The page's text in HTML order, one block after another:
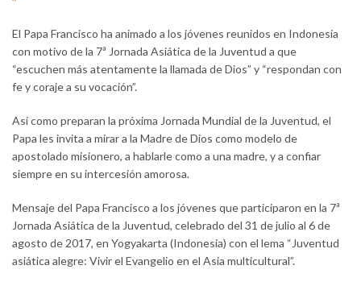
El Papa Francisco ha animado a los jóvenes reunidos en Indonesia
con motivo de la 7ª Jornada Asiática de la Juventud a que
“escuchen más atentamente la llamada de Dios” y “respondan con
fe y coraje a su vocación”.
Así como preparan la próxima Jornada Mundial de la Juventud, el
Papa les invita a mirar a la Madre de Dios como modelo de
apostolado misionero, a hablarle como a una madre, y a confiar
siempre en su intercesión amorosa.
Mensaje del Papa Francisco a los jóvenes que participaron en la 7ª
Jornada Asiática de la Juventud, celebrado del 31 de julio al 6 de
agosto de 2017, en Yogyakarta (Indonesia) con el lema “Juventud
asiática alegre: Vivir el Evangelio en el Asia multicultural”.